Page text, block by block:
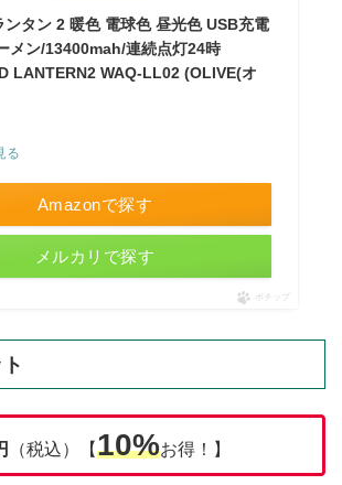
ンタン 2 暖色 電球色 昼光色 USB充電
メン/13400mah/連続点灯24時
LANTERN2 WAQ-LL02 (OLIVE(オ
る
Amazonで探す
メルカリで探す
ポチップ
（税込）【10%お得！】